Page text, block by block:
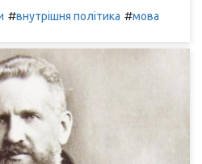
#внутрішня політика #мова